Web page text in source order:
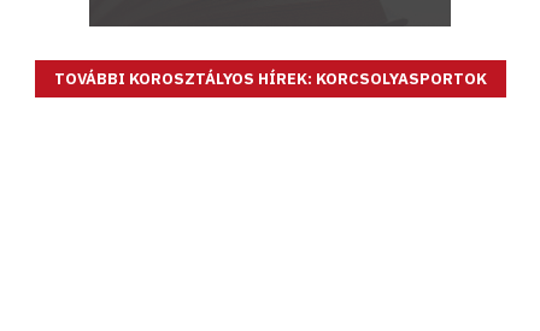
TOVÁBBI KOROSZTÁLYOS HÍREK: KORCSOLYASPORTOK